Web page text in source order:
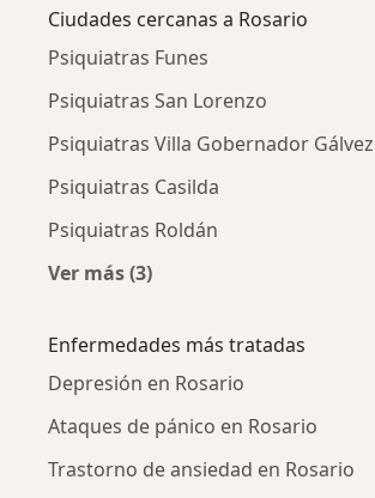
Ciudades cercanas a Rosario
Psiquiatras Funes
Psiquiatras San Lorenzo
Psiquiatras Villa Gobernador Gálvez
Psiquiatras Casilda
Psiquiatras Roldán
Ver más (3)
Enfermedades más tratadas
Depresión en Rosario
Ataques de pánico en Rosario
Trastorno de ansiedad en Rosario